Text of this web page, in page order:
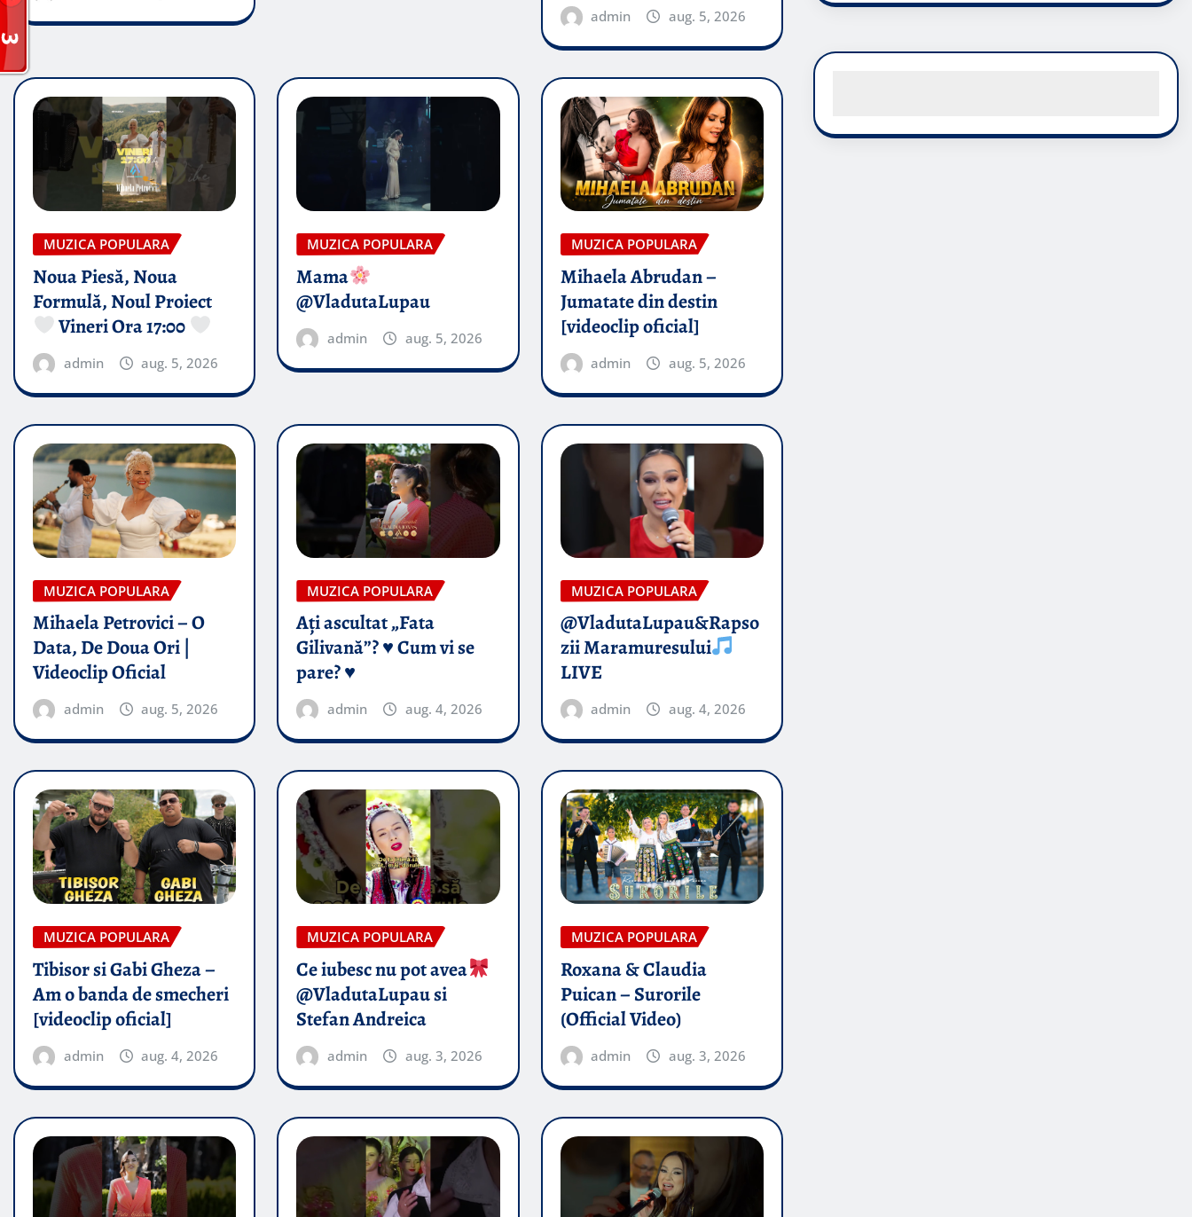
admin aug. 5, 2026
MUZICA POPULARA
Noua Piesă, Noua
Formulă, Noul Proiect
Vineri Ora 17:00
admin aug. 5, 2026
MUZICA POPULARA
Mama
@VladutaLupau
admin aug. 5, 2026
MUZICA POPULARA
Mihaela Abrudan –
Jumatate din destin
[videoclip oficial]
admin aug. 5, 2026
MUZICA POPULARA
Mihaela Petrovici – O
Data, De Doua Ori |
Videoclip Oficial
admin aug. 5, 2026
MUZICA POPULARA
Ați ascultat „Fata
Gilivană”? ♥️ Cum vi se
pare? ♥️
admin aug. 4, 2026
MUZICA POPULARA
@VladutaLupau&Rapso
zii Maramuresului
LIVE
admin aug. 4, 2026
MUZICA POPULARA
Tibisor si Gabi Gheza –
Am o banda de smecheri
[videoclip oficial]
admin aug. 4, 2026
MUZICA POPULARA
Ce iubesc nu pot avea
@VladutaLupau si
Stefan Andreica
admin aug. 3, 2026
MUZICA POPULARA
Roxana & Claudia
Puican – Surorile
(Official Video)
admin aug. 3, 2026